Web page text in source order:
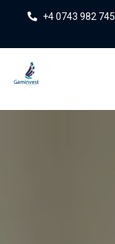
+4 0743 982 745